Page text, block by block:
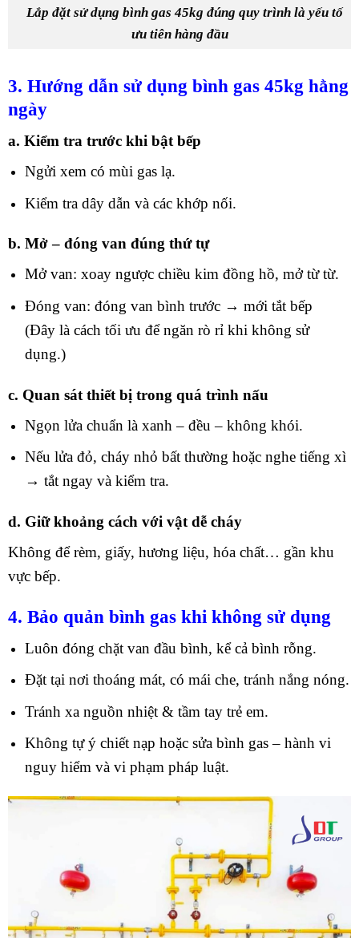
Lắp đặt sử dụng bình gas 45kg đúng quy trình là yếu tố
ưu tiên hàng đầu
3. Hướng dẫn sử dụng bình gas 45kg hằng
ngày
a. Kiểm tra trước khi bật bếp
Ngửi xem có mùi gas lạ.
Kiểm tra dây dẫn và các khớp nối.
b. Mở – đóng van đúng thứ tự
Mở van: xoay ngược chiều kim đồng hồ, mở từ từ.
Đóng van: đóng van bình trước → mới tắt bếp
(Đây là cách tối ưu để ngăn rò rỉ khi không sử
dụng.)
c. Quan sát thiết bị trong quá trình nấu
Ngọn lửa chuẩn là xanh – đều – không khói.
Nếu lửa đỏ, cháy nhỏ bất thường hoặc nghe tiếng xì
→ tắt ngay và kiểm tra.
d. Giữ khoảng cách với vật dễ cháy
Không để rèm, giấy, hương liệu, hóa chất… gần khu
vực bếp.
4. Bảo quản bình gas khi không sử dụng
Luôn đóng chặt van đầu bình, kể cả bình rỗng.
Đặt tại nơi thoáng mát, có mái che, tránh nắng nóng.
Tránh xa nguồn nhiệt & tầm tay trẻ em.
Không tự ý chiết nạp hoặc sửa bình gas – hành vi
nguy hiểm và vi phạm pháp luật.